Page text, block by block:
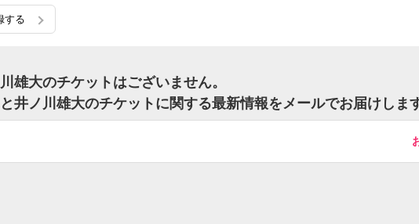
する
雄大のチケットはございません。
井ノ川雄大のチケットに関する最新情報をメールでお届けします